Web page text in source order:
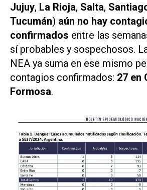
Jujuy, La Rioja, Salta,
Tucumán) aún no hay
confirmados entre las
sí probables y sospechosos.
NEA ya suma en ese mismo
contagios confirmados: 27 en
Formosa.